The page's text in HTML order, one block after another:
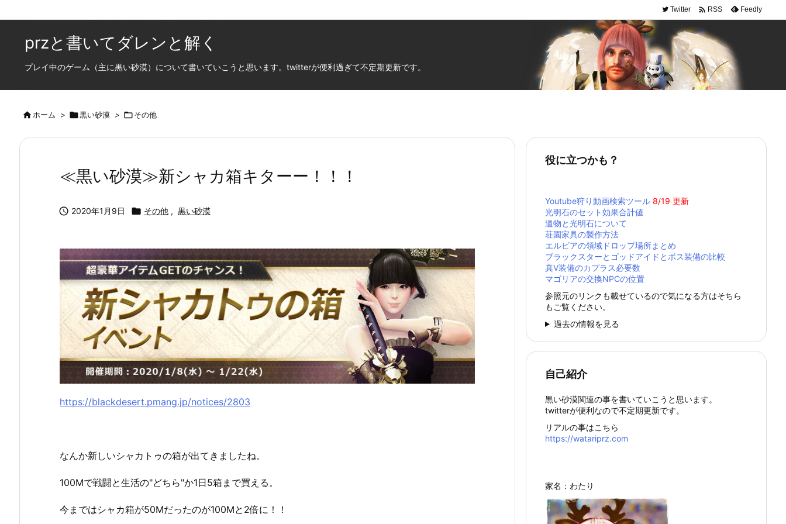
Twitter  RSS Feedly
przと書いてダレンと解く
プレイ中のゲーム（主に黒い砂漠）について書いていこうと思います。twitterが便利過ぎて不定期更新です。
ホーム > 黒い砂漠 > その他
≪黒い砂漠≫新シャカ箱キターー！！！
 2020年1月9日  その他 , 黒い砂漠
https://blackdesert.pmang.jp/notices/2803
なんか新しいシャカトゥの箱が出てきましたね。
100Mで戦闘と生活の"どちら"か1日5箱まで買える。
今まではシャカ箱が50Mだったのが100Mと2倍に！！
役に立つかも？
Youtube狩り動画検索ツール 8/19 更新
光明石のセット効果合計値
遺物と光明石について
荘園家具の製作方法
エルビアの領域ドロップ場所まとめ
ブラックスターとゴッドアイドとボス装備の比較
真Ⅴ装備のカプラス必要数
マゴリアの交換NPCの位置
参照元のリンクも載せているので気になる方はそちら
もご覧ください。
過去の情報を見る
自己紹介
黒い砂漠関連の事を書いていこうと思います。
twitterが便利なので不定期更新です。
リアルの事はこちら
https://watariprz.com
家名：わたり